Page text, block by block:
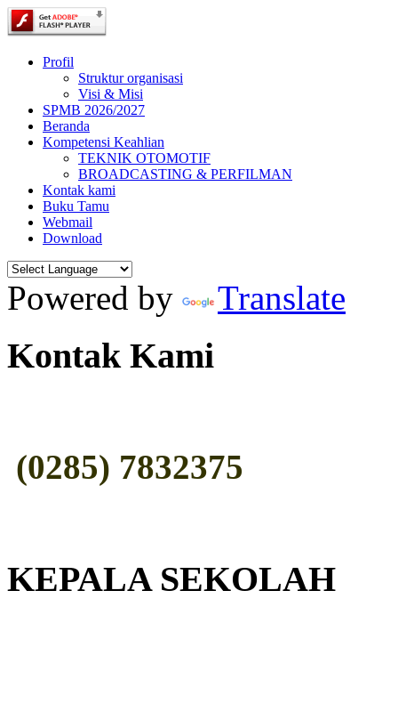
Profil
Struktur organisasi
Visi & Misi
SPMB 2026/2027
Beranda
Kompetensi Keahlian
TEKNIK OTOMOTIF
BROADCASTING & PERFILMAN
Kontak kami
Buku Tamu
Webmail
Download
Powered by Translate
Kontak Kami
(0285) 7832375
KEPALA SEKOLAH